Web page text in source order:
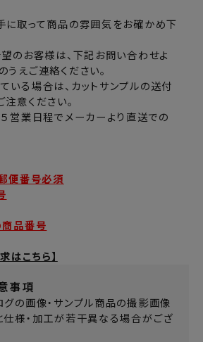
に取って商品の雰囲気をお確かめ下
望のお客様は、下記お問い合わせよ
えご連絡ください。
る場合は、カットサンプルの送付
意ください。
営業日程でメーカーより直送での
便番号必須
商品番号
はこちら】
事項
グの画像・サンプル商品の撮影画像
仕様・加工が若干異なる場合がござ